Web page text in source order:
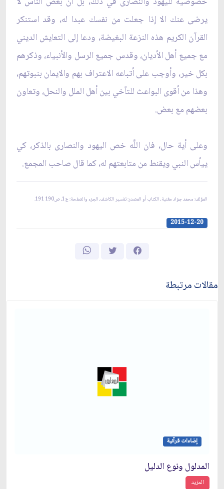
يرضى عنك الا إذا جعلت من نفسك عبدا له، وقد استنكر
القرآن الكريم هذه النزعة البغيضة، ودعا إلى التعايش الديني
مع جميع أهل الأديان، وقدس جميع الرسل والأنبياء، وذكرهم
بكل خير، وأوجب على أتباعه الاعتراف بهم والايمان بنبوتهم،
وهذا من أقوى البواعث للتآخي بين أهل الملل والنحل، وتعاون
بعضهم مع بعض.
وعلى أية حال، فان اللَّه خص اليهود والنصارى بالذكر، كي
ييأس النبي ويقنط من متابعتهم له، كما قال صاحب المجمع.
المؤلف: محمد جواد مغنية، الكتاب أو المصدر: تفسير الكاشف، الجزء والصفحة: ج1، ص190 191.
2015-12-20
مقالات مرتبطة
إضاءات قرآنية
المدلول ونوع الدليل
المزيد